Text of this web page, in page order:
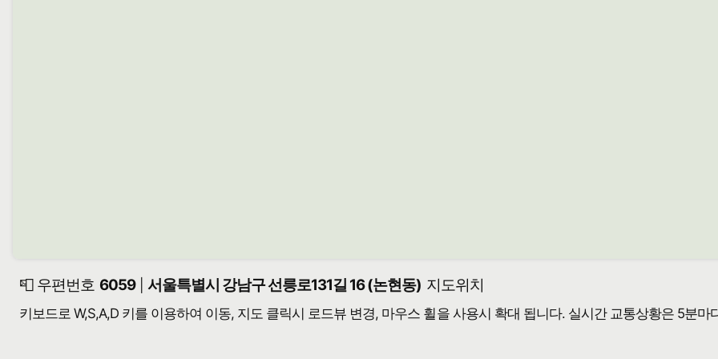
📮 우편번호 6059 서울특별시 강남구 선릉로131길 16 (논현동) 지도위치
키보드로 W,S,A,D 키를 이용하여 이동, 지도 클릭시 로드뷰 변경, 마우스 휠을 사용시 확대 됩니다. 실시간 교통상황은 5분마